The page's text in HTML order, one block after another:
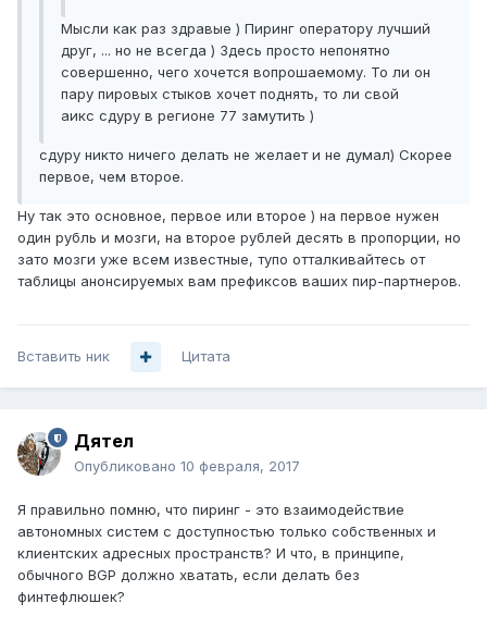
Мысли как раз здравые ) Пиринг оператору лучший
друг, ... но не всегда ) Здесь просто непонятно
совершенно, чего хочется вопрошаемому. То ли он
пару пировых стыков хочет поднять, то ли свой
аикс сдуру в регионе 77 замутить )
сдуру никто ничего делать не желает и не думал) Скорее
первое, чем второе.
Ну так это основное, первое или второе ) на первое нужен
один рубль и мозги, на второе рублей десять в пропорции, но
зато мозги уже всем известные, тупо отталкивайтесь от
таблицы анонсируемых вам префиксов ваших пир-партнеров.
Вставить ник Цитата
Дятел
Опубликовано 10 февраля, 2017
Я правильно помню, что пиринг - это взаимодействие
автономных систем с доступностью только собственных и
клиентских адресных пространств? И что, в принципе,
обычного BGP должно хватать, если делать без
финтефлюшек?